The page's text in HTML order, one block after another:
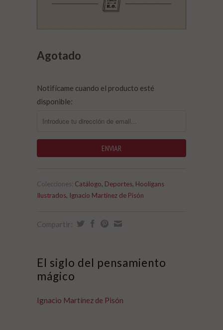
Agotado
Notifícame cuando el producto esté
disponible:
Colecciones: Catálogo, Deportes, Hooligans
Ilustrados, Ignacio Martínez de Pisón
Compartir:
El siglo del pensamiento
mágico
Ignacio Martínez de Pisón